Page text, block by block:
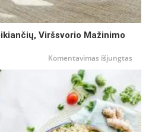
Viršsvorio Mažinimo
Komentavimas išjungtasįraše
gerai